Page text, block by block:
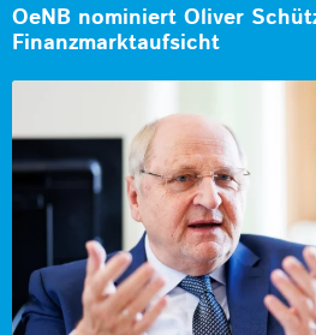
OeNB nominiert Oliver
Finanzmarktaufsicht